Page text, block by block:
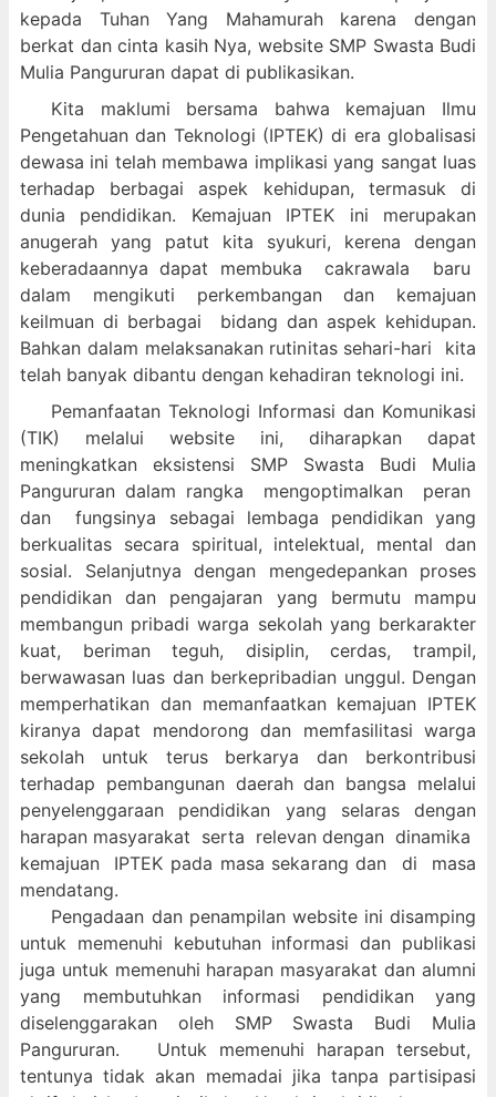
kepada Tuhan Yang Mahamurah karena dengan
berkat dan cinta kasih Nya, website SMP Swasta Budi
Mulia Pangururan dapat di publikasikan.
Kita maklumi bersama bahwa kemajuan Ilmu
Pengetahuan dan Teknologi (IPTEK) di era globalisasi
dewasa ini telah membawa implikasi yang sangat luas
terhadap berbagai aspek kehidupan, termasuk di
dunia pendidikan. Kemajuan IPTEK ini merupakan
anugerah yang patut kita syukuri, kerena dengan
keberadaannya dapat membuka cakrawala baru
dalam mengikuti perkembangan dan kemajuan
keilmuan di berbagai bidang dan aspek kehidupan.
Bahkan dalam melaksanakan rutinitas sehari-hari kita
telah banyak dibantu dengan kehadiran teknologi ini.
Pemanfaatan Teknologi Informasi dan Komunikasi
(TIK) melalui website ini, diharapkan dapat
meningkatkan eksistensi SMP Swasta Budi Mulia
Pangururan dalam rangka mengoptimalkan peran
dan fungsinya sebagai lembaga pendidikan yang
berkualitas secara spiritual, intelektual, mental dan
sosial. Selanjutnya dengan mengedepankan proses
pendidikan dan pengajaran yang bermutu mampu
membangun pribadi warga sekolah yang berkarakter
kuat, beriman teguh, disiplin, cerdas, trampil,
berwawasan luas dan berkepribadian unggul. Dengan
memperhatikan dan memanfaatkan kemajuan IPTEK
kiranya dapat mendorong dan memfasilitasi warga
sekolah untuk terus berkarya dan berkontribusi
terhadap pembangunan daerah dan bangsa melalui
penyelenggaraan pendidikan yang selaras dengan
harapan masyarakat serta relevan dengan dinamika
kemajuan IPTEK pada masa sekarang dan di masa
mendatang.
Pengadaan dan penampilan website ini disamping
untuk memenuhi kebutuhan informasi dan publikasi
juga untuk memenuhi harapan masyarakat dan alumni
yang membutuhkan informasi pendidikan yang
diselenggarakan oleh SMP Swasta Budi Mulia
Pangururan. Untuk memenuhi harapan tersebut,
tentunya tidak akan memadai jika tanpa partisipasi